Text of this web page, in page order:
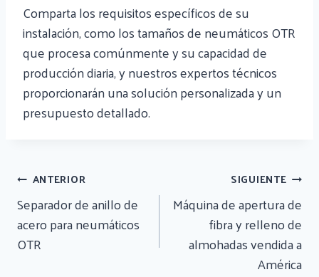
Comparta los requisitos específicos de su
instalación, como los tamaños de neumáticos OTR
que procesa comúnmente y su capacidad de
producción diaria, y nuestros expertos técnicos
proporcionarán una solución personalizada y un
presupuesto detallado.
Navegación
De
Entradas
ANTERIOR
Separador de anillo de
acero para neumáticos
OTR
SIGUIENTE
Máquina de apertura de
fibra y relleno de
almohadas vendida a
América